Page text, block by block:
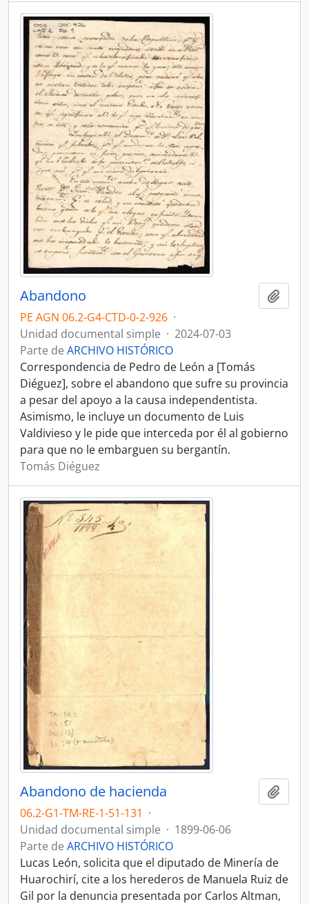
Abandono
PE AGN 06.2-G4-CTD-0-2-926 ·
Unidad documental simple · 2024-07-03
Parte de ARCHIVO HISTÓRICO
Correspondencia de Pedro de León a [Tomás
Diéguez], sobre el abandono que sufre su provincia
a pesar del apoyo a la causa independentista.
Asimismo, le incluye un documento de Luis
Valdivieso y le pide que interceda por él al gobierno
para que no le embarguen su bergantín.
Tomás Diéguez
Abandono de hacienda
06.2-G1-TM-RE-1-51-131 ·
Unidad documental simple · 1899-06-06
Parte de ARCHIVO HISTÓRICO
Lucas León, solicita que el diputado de Minería de
Huarochirí, cite a los herederos de Manuela Ruiz de
Gil por la denuncia presentada por Carlos Altman,